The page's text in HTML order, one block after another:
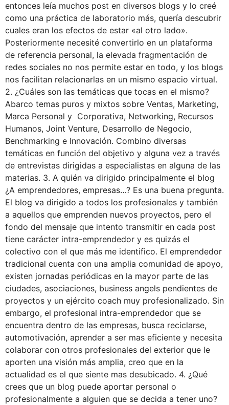
entonces leía muchos post en diversos blogs y lo creé
como una práctica de laboratorio más, quería descubrir
cuales eran los efectos de estar «al otro lado».
Posteriormente necesité convertirlo en un plataforma
de referencia personal, la elevada fragmentación de
redes sociales no nos permite estar en todo, y los blogs
nos facilitan relacionarlas en un mismo espacio virtual.
2. ¿Cuáles son las temáticas que tocas en el mismo?
Abarco temas puros y mixtos sobre Ventas, Marketing,
Marca Personal y Corporativa, Networking, Recursos
Humanos, Joint Venture, Desarrollo de Negocio,
Benchmarking e Innovación. Combino diversas
temáticas en función del objetivo y alguna vez a través
de entrevistas dirigidas a especialistas en alguna de las
materias. 3. A quién va dirigido principalmente el blog
¿A emprendedores, empresas…? Es una buena pregunta.
El blog va dirigido a todos los profesionales y también
a aquellos que emprenden nuevos proyectos, pero el
fondo del mensaje que intento transmitir en cada post
tiene carácter intra-emprendedor y es quizás el
colectivo con el que más me identifico. El emprendedor
tradicional cuenta con una amplia comunidad de apoyo,
existen jornadas periódicas en la mayor parte de las
ciudades, asociaciones, business angels pendientes de
proyectos y un ejército coach muy profesionalizado. Sin
embargo, el profesional intra-emprendedor que se
encuentra dentro de las empresas, busca reciclarse,
automotivación, aprender a ser mas eficiente y necesita
colaborar con otros profesionales del exterior que le
aporten una visión más amplia, creo que en la
actualidad es el que siente mas desubicado. 4. ¿Qué
crees que un blog puede aportar personal o
profesionalmente a alguien que se decida a tener uno?